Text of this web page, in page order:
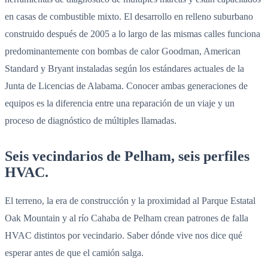
en casas de combustible mixto. El desarrollo en relleno suburbano
construido después de 2005 a lo largo de las mismas calles funciona
predominantemente con bombas de calor Goodman, American
Standard y Bryant instaladas según los estándares actuales de la
Junta de Licencias de Alabama. Conocer ambas generaciones de
equipos es la diferencia entre una reparación de un viaje y un
proceso de diagnóstico de múltiples llamadas.
Seis vecindarios de Pelham, seis perfiles
HVAC.
El terreno, la era de construcción y la proximidad al Parque Estatal
Oak Mountain y al río Cahaba de Pelham crean patrones de falla
HVAC distintos por vecindario. Saber dónde vive nos dice qué
esperar antes de que el camión salga.